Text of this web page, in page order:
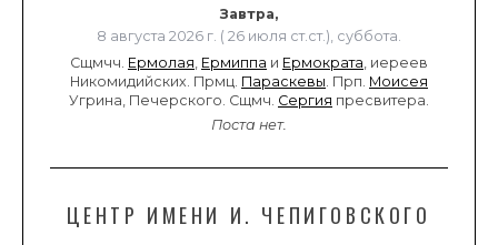
Завтра,
8 августа 2026 г. ( 26 июля ст.ст.), суббота.
Сщмчч. Ермолая, Ермиппа и Ермократа, иереев
Никомидийских. Прмц. Параскевы. Прп. Моисея
Угрина, Печерского. Сщмч. Сергия пресвитера.
Поста нет.
ЦЕНТР ИМЕНИ И. ЧЕПИГОВСКОГО